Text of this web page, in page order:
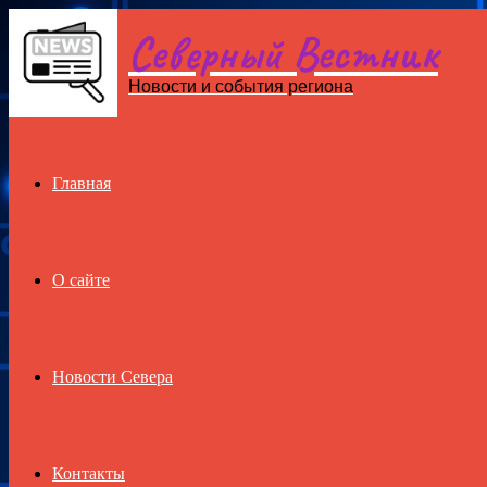
Menu Северный Вестник
Новости и события региона
Главная
О сайте
Новости Севера
Контакты